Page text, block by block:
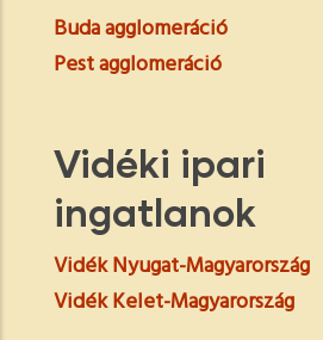
Buda agglomeráció
Pest agglomeráció
Vidéki ipari
ingatlanok
Vidék Nyugat-Magyarország
Vidék Kelet-Magyarország